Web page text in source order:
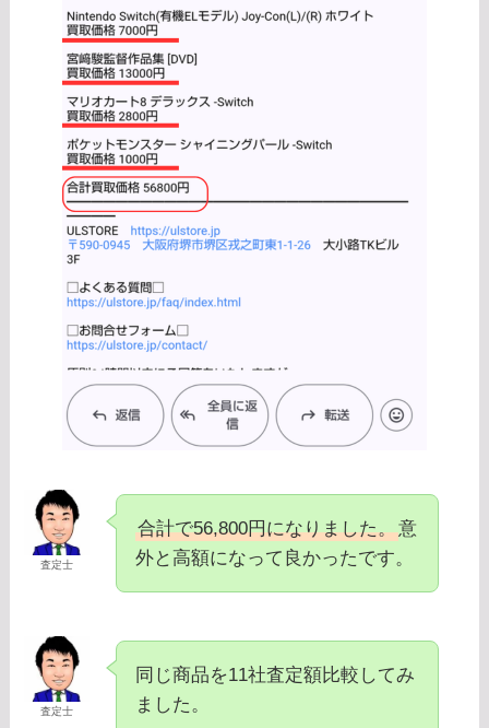
査定士
合計で56,800円になりました。意
外と高額になって良かったです。
査定士
同じ商品を11社査定額比較してみ
ました。